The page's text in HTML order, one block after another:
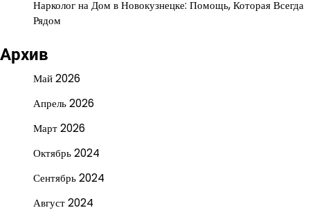
Нарколог на Дом в Новокузнецке: Помощь, Которая Всегда
Рядом
Архив
Май 2026
Апрель 2026
Март 2026
Октябрь 2024
Сентябрь 2024
Август 2024